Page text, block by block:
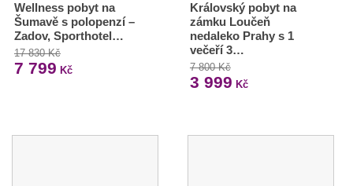
Wellness pobyt na
Šumavě s polopenzí –
Zadov, Sporthotel…
17 830 Kč
7 799 Kč
Královský pobyt na
zámku Loučeň
nedaleko Prahy s 1
večeří 3…
7 800 Kč
3 999 Kč